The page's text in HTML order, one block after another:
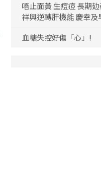
唔止面黃 生痘痘 長期
祥興逆轉肝機能 慶幸及
血糖失控好傷「心」!